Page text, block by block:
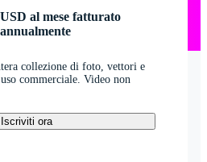
USD al mese fatturato
annualmente
collezione di foto, vettori e
commerciale. Video non
Iscriviti ora